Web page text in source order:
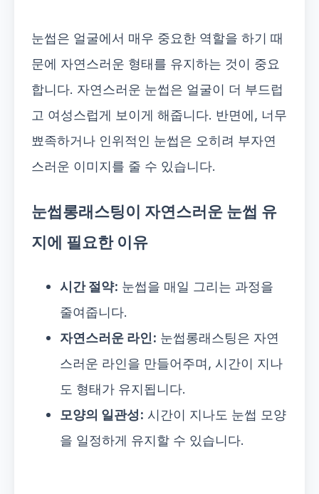
눈썹은 얼굴에서 매우 중요한 역할을 하기 때
문에 자연스러운 형태를 유지하는 것이 중요
합니다. 자연스러운 눈썹은 얼굴이 더 부드럽
고 여성스럽게 보이게 해줍니다. 반면에, 너무
뾰족하거나 인위적인 눈썹은 오히려 부자연
스러운 이미지를 줄 수 있습니다.
눈썹롱래스팅이 자연스러운 눈썹 유
지에 필요한 이유
시간 절약: 눈썹을 매일 그리는 과정을
줄여줍니다.
자연스러운 라인: 눈썹롱래스팅은 자연
스러운 라인을 만들어주며, 시간이 지나
도 형태가 유지됩니다.
모양의 일관성: 시간이 지나도 눈썹 모양
을 일정하게 유지할 수 있습니다.